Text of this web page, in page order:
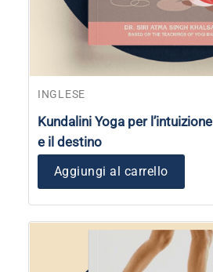
INGLESE
Kundalini Yoga per l’intuizione
e il destino
Aggiungi al carrello